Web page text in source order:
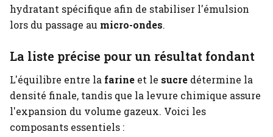
hydratant spécifique afin de stabiliser l'émulsion
lors du passage au micro-ondes.
La liste précise pour un résultat fondant
L'équilibre entre la farine et le sucre détermine la
densité finale, tandis que la levure chimique assure
l'expansion du volume gazeux. Voici les
composants essentiels :